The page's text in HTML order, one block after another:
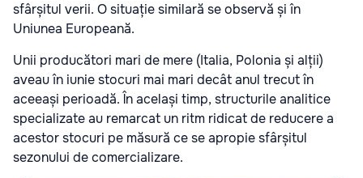
sfârșitul verii. O situație similară se observă și în
Uniunea Europeană.
Unii producători mari de mere (Italia, Polonia și alții)
aveau în iunie stocuri mai mari decât anul trecut în
aceeași perioadă. În același timp, structurile analitice
specializate au remarcat un ritm ridicat de reducere a
acestor stocuri pe măsură ce se apropie sfârșitul
sezonului de comercializare.